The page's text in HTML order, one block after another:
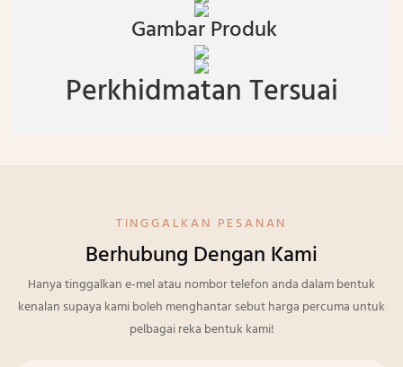
Gambar Produk
Perkhidmatan Tersuai
TINGGALKAN PESANAN
Berhubung Dengan Kami
Hanya tinggalkan e-mel atau nombor telefon anda dalam bentuk
kenalan supaya kami boleh menghantar sebut harga percuma untuk
pelbagai reka bentuk kami!